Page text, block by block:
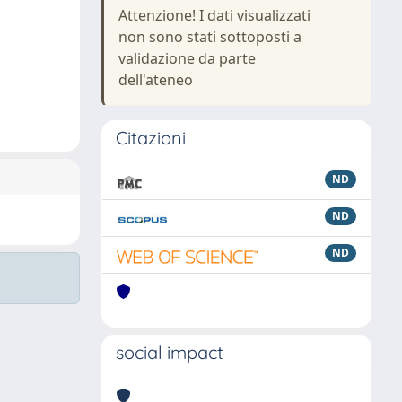
Attenzione! I dati visualizzati
non sono stati sottoposti a
validazione da parte
dell'ateneo
Citazioni
ND
ND
ND
social impact